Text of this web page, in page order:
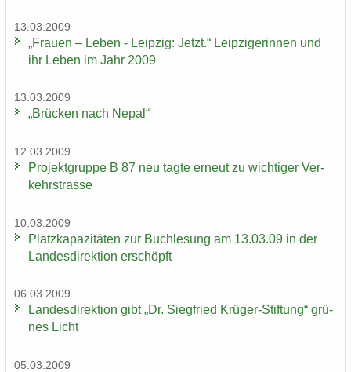
13.03.2009
„Frau­en – Leben - Leip­zig: Jetzt.“ Leip­zi­ge­rin­nen und
ihr Leben im Jahr 2009
13.03.2009
„Brü­cken nach Nepal“
12.03.2009
Pro­jekt­grup­pe B 87 neu tagte er­neut zu wich­ti­ger Ver­
kehrs­tras­se
10.03.2009
Platz­ka­pa­zi­tä­ten zur Buch­le­sung am 13.03.09 in der
Lan­des­di­rek­ti­on er­schöpft
06.03.2009
Lan­des­di­rek­ti­on gibt „Dr. Sieg­fried Krüger-​Stiftung“ grü­
nes Licht
05.03.2009